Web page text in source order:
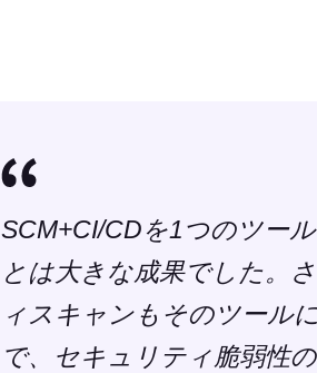
SCM+CI/CDを1つのツー
とは大きな成果でした。
ィスキャンもそのツール
で、セキュリティ脆弱性